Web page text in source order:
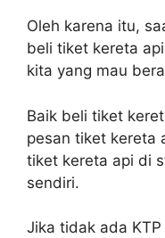
Oleh karena itu,
beli tiket kereta
kita yang mau
Baik beli tiket
pesan tiket kereta
tiket kereta api di
sendiri.
Jika tidak ada